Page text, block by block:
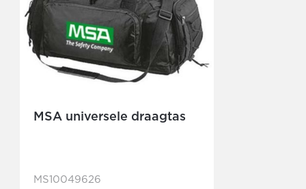
MSA universele draagtas
MS10049626